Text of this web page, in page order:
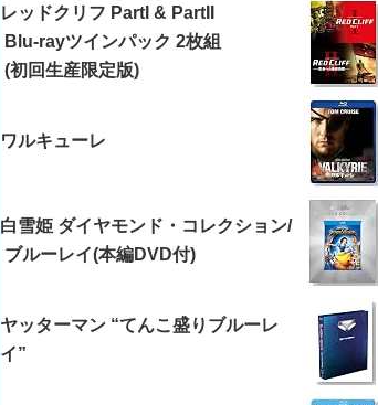
レッドクリフ PartI & PartII
Blu-rayツインパック 2枚組
(初回生産限定版)
ワルキューレ
白雪姫 ダイヤモンド・コレクション/
ブルーレイ(本編DVD付)
ヤッターマン “てんこ盛りブルーレ
イ”